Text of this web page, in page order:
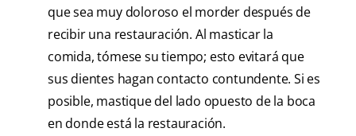
que sea muy doloroso el morder después de
recibir una restauración. Al masticar la
comida, tómese su tiempo; esto evitará que
sus dientes hagan contacto contundente. Si es
posible, mastique del lado opuesto de la boca
en donde está la restauración.